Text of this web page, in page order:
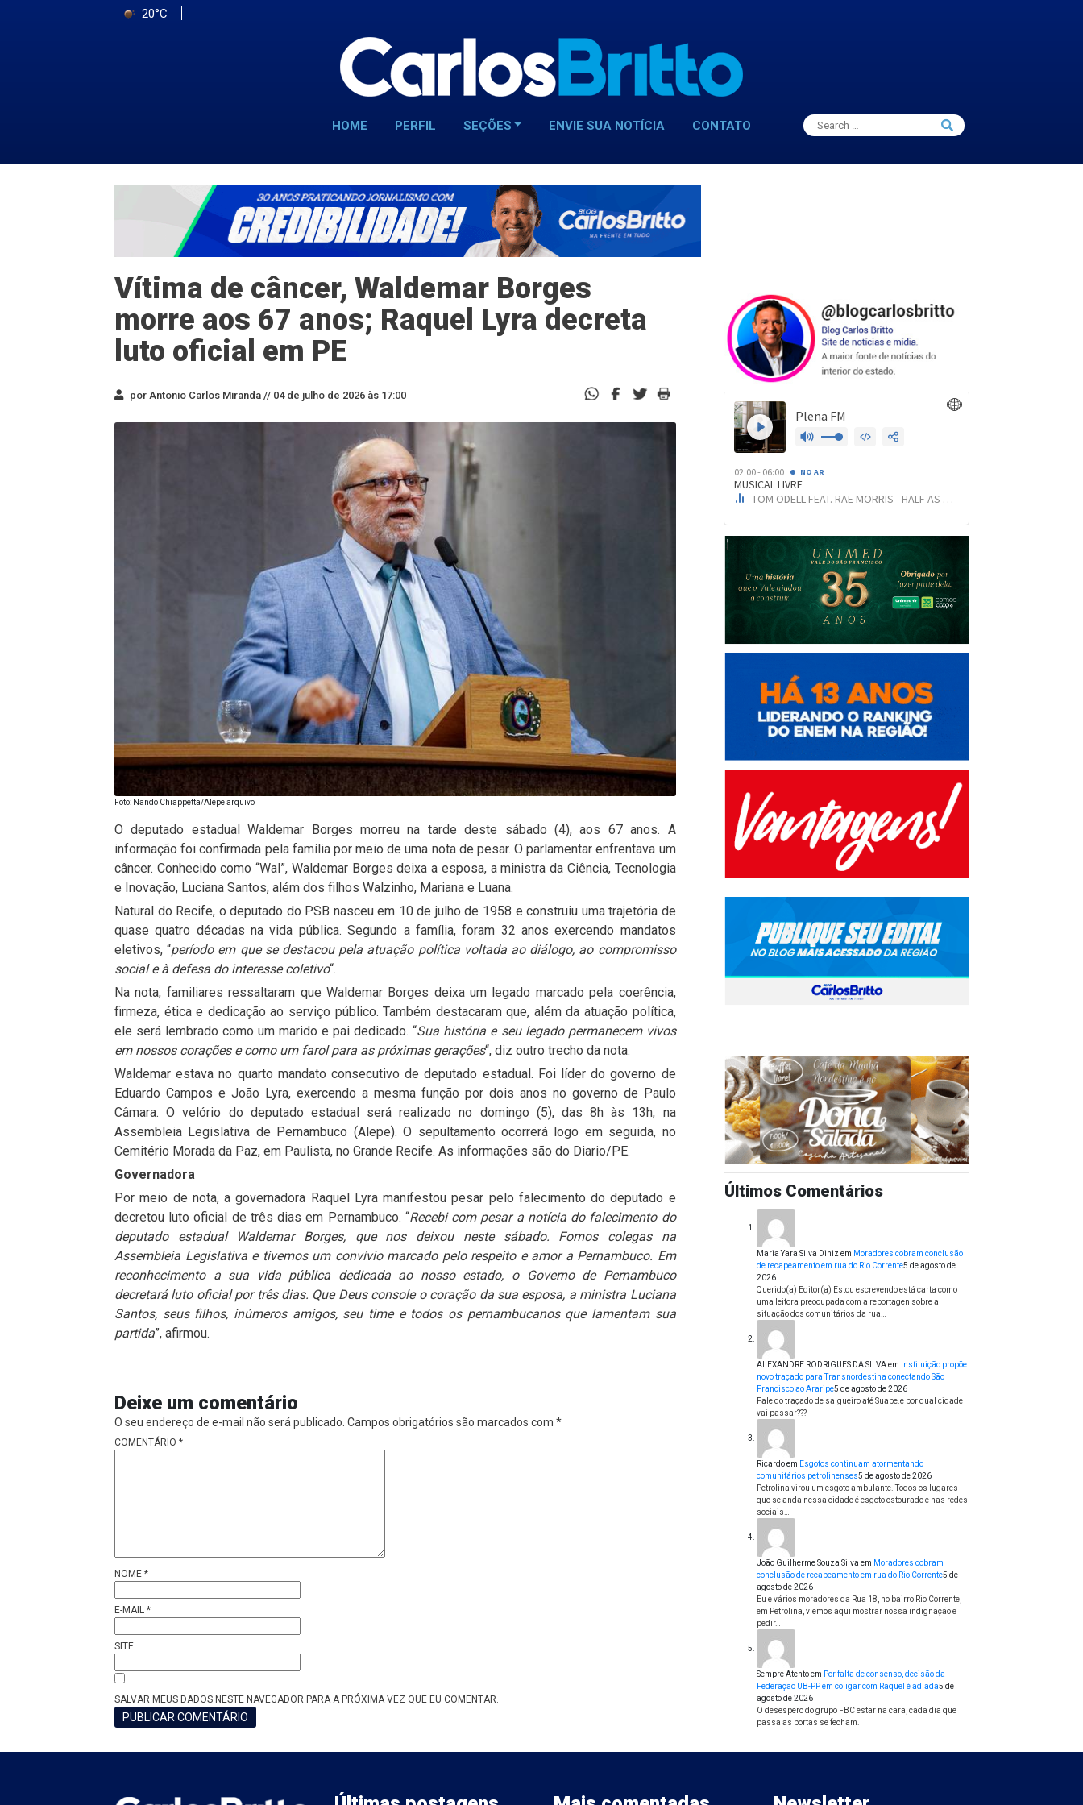
20°C
HOME PERFIL SEÇÕES ENVIE SUA NOTÍCIA CONTATO
Search
for:
Search
Vítima de câncer, Waldemar Borges
morre aos 67 anos; Raquel Lyra decreta
luto oficial em PE
por Antonio Carlos Miranda // 04 de julho de 2026 às 17:00
Foto: Nando Chiappetta/Alepe arquivo
O deputado estadual Waldemar Borges morreu na tarde deste sábado (4), aos 67 anos. A
informação foi confirmada pela família por meio de uma nota de pesar. O parlamentar enfrentava um
câncer. Conhecido como “Wal”, Waldemar Borges deixa a esposa, a ministra da Ciência, Tecnologia
e Inovação, Luciana Santos, além dos filhos Walzinho, Mariana e Luana.
Natural do Recife, o deputado do PSB nasceu em 10 de julho de 1958 e construiu uma trajetória de
quase quatro décadas na vida pública. Segundo a família, foram 32 anos exercendo mandatos
eletivos, “período em que se destacou pela atuação política voltada ao diálogo, ao compromisso
social e à defesa do interesse coletivo“.
Na nota, familiares ressaltaram que Waldemar Borges deixa um legado marcado pela coerência,
firmeza, ética e dedicação ao serviço público. Também destacaram que, além da atuação política,
ele será lembrado como um marido e pai dedicado. “Sua história e seu legado permanecem vivos
em nossos corações e como um farol para as próximas gerações“, diz outro trecho da nota.
Waldemar estava no quarto mandato consecutivo de deputado estadual. Foi líder do governo de
Eduardo Campos e João Lyra, exercendo a mesma função por dois anos no governo de Paulo
Câmara. O velório do deputado estadual será realizado no domingo (5), das 8h às 13h, na
Assembleia Legislativa de Pernambuco (Alepe). O sepultamento ocorrerá logo em seguida, no
Cemitério Morada da Paz, em Paulista, no Grande Recife. As informações são do Diario/PE.
Governadora
Por meio de nota, a governadora Raquel Lyra manifestou pesar pelo falecimento do deputado e
decretou luto oficial de três dias em Pernambuco. “Recebi com pesar a notícia do falecimento do
deputado estadual Waldemar Borges, que nos deixou neste sábado. Fomos colegas na
Assembleia Legislativa e tivemos um convívio marcado pelo respeito e amor a Pernambuco. Em
reconhecimento a sua vida pública dedicada ao nosso estado, o Governo de Pernambuco
decretará luto oficial por três dias. Que Deus console o coração da sua esposa, a ministra Luciana
Santos, seus filhos, inúmeros amigos, seu time e todos os pernambucanos que lamentam sua
partida”, afirmou.
Deixe um comentário
O seu endereço de e-mail não será publicado. Campos obrigatórios são marcados com *
COMENTÁRIO *
NOME *
E-MAIL *
SITE
SALVAR MEUS DADOS NESTE NAVEGADOR PARA A PRÓXIMA VEZ QUE EU COMENTAR.
Últimos Comentários
Maria Yara Silva Diniz em Moradores cobram conclusão
de recapeamento em rua do Rio Corrente5 de agosto de
2026
Querido(a) Editor(a) Estou escrevendo está carta como
uma leitora preocupada com a reportagen sobre a
situação dos comunitários da rua…
ALEXANDRE RODRIGUES DA SILVAem
Instituição propõe
novo traçado para Transnordestina conectando São
Francisco ao Araripe5 de agosto de 2026
Fale do traçado de salgueiro até Suape.e por qual cidade
vai passar???
Ricardoem Esgotos continuam atormentando
comunitários petrolinenses5 de agosto de 2026
Petrolina virou um esgoto ambulante. Todos os lugares
que se anda nessa cidade é esgoto estourado e nas redes
sociais…
João Guilherme Souza Silva em Moradores cobram
conclusão de recapeamento em rua do Rio Corrente5 de
agosto de 2026
Eu e vários moradores da Rua 18, no bairro Rio Corrente,
em Petrolina, viemos aqui mostrar nossa indignação e
pedir…
Sempre Atentoem Por falta de consenso, decisão da
Federação UB-PP em coligar com Raquel é adiada5 de
agosto de 2026
O desespero do grupo FBC estar na cara, cada dia que
passa as portas se fecham.